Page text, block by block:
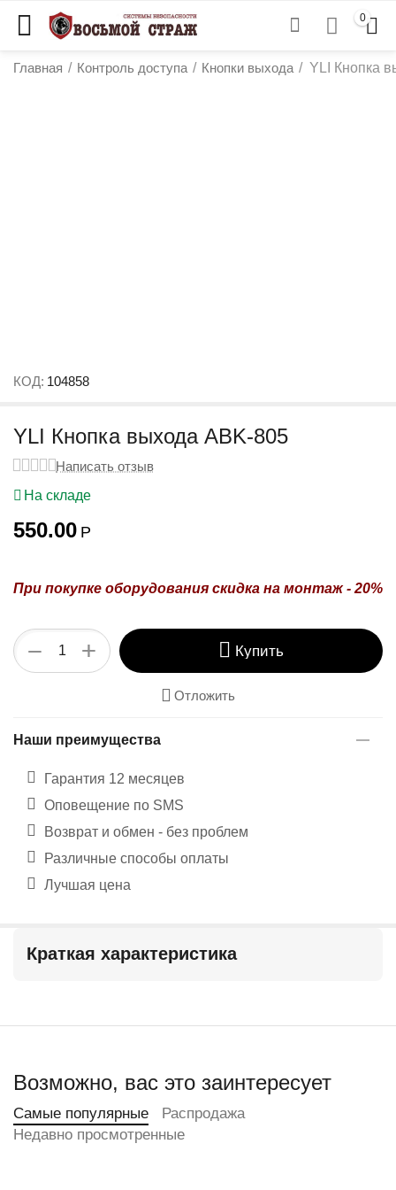
0
Главная / Контроль доступа / Кнопки выхода / YLI Кнопка
КОД: 104858
YLI Кнопка выхода ABK-805
Написать отзыв
На складе
550.00 Р
При покупке оборудования скидка на монтаж - 20%
+
− Купить
Отложить
Наши преимущества
Гарантия 12 месяцев
Оповещение по SMS
Возврат и обмен - без проблем
Различные способы оплаты
Лучшая цена
Краткая характеристика
Возможно, вас это заинтересует
Самые популярные
Распродажа
Недавно просмотренные